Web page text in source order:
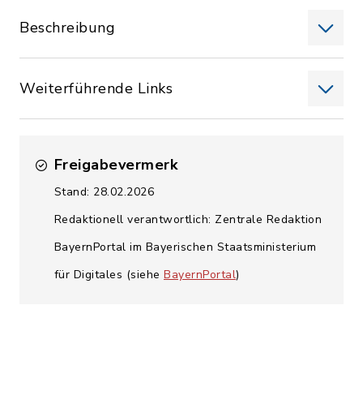
Beschreibung
Weiterführende Links
Freigabevermerk
Stand: 28.02.2026
Redaktionell verantwortlich: Zentrale Redaktion
BayernPortal im Bayerischen Staatsministerium
für Digitales (siehe BayernPortal)